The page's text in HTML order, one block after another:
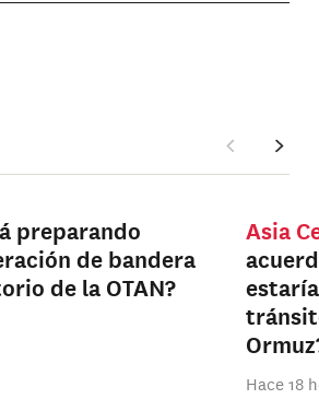
preparando
de bandera
de la OTAN?
Asia
Hace 18